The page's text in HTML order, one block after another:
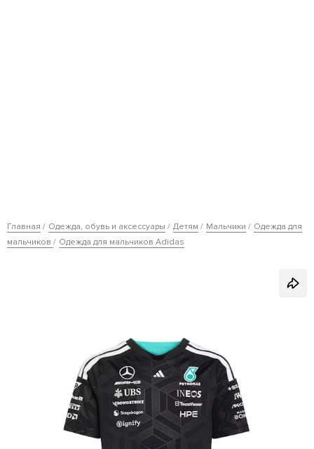
Главная Одежда, обувь и аксессуары Детям Мальчики
Одежда для
мальчиков
Одежда для мальчиков Adidas